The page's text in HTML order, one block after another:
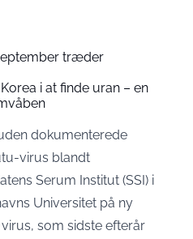
træder
i at finde uran – en
dokumenterede
virus blandt
Serum Institut (SSI) i
Universitet på ny
som sidste efterår